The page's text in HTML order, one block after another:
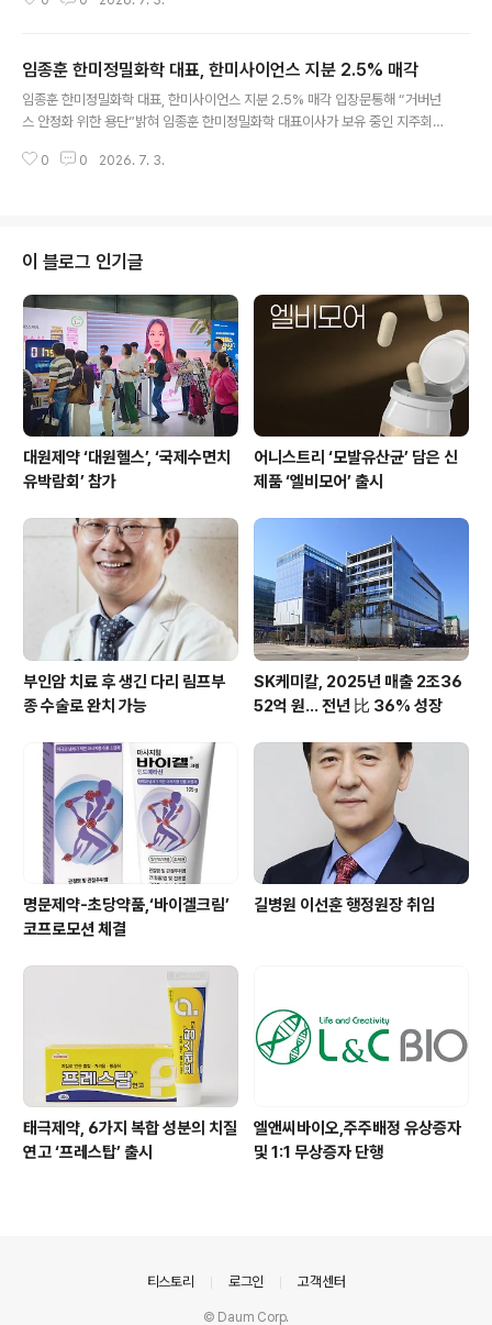
종) 임상 3상 시험계획서(IND)가 국내 식품의약품안전처
하여, 생후 12개월 이상부터 12세 이하의 건강한 소아 47
4명을 대상으로 진행된다. 해당 연구는 미국 머크(MSD)
의 수두백신 바리박스(Varivax)와 직접 비교하도록 설계
관적으로 검증하고 글로벌 경쟁력을 입증할 계획이다. 현
임종훈 한미정밀화학 대표, 한미사이언스 지분 2.5% 매각
임종훈 한미정밀화학 대표, 한미사이언스 지분 2.5% 매각 입장문통해 “거버넌
스 안정화 위한 용단”밝혀 임종훈 한미정밀화학 대표이사가 보유 중인 지주회
제고에 대한 의지를 표명했다. 3일 업계에 따르면, 임 대표는 최근 자신이 보유
략적 선택으로 풀이된다. 임 대표는 이번 지분 매각과 관련해 공식 입장을 밝히
며 “아버님(한미그룹 창업주 임성기 선대회장)의 경영 철학과 뜻을 가장 진정성
있게 계속 이어가기..
0 0 2026. 7. 3.
이 블로그 인기글
대원제약 ‘대원헬스’, ‘국제수면치
유박람회’ 참가
어니스트리 ‘모발유산균’ 담은 신
제품 ‘엘비모어’ 출시
부인암 치료 후 생긴 다리 림프부
종 수술로 완치 가능
SK케미칼, 2025년 매출 2조36
52억 원… 전년 比 36% 성장
명문제약-초당약품,‘바이겔크림’
코프로모션 체결
길병원 이선훈 행정원장 취임
태극제약, 6가지 복합 성분의 치질
연고 ‘프레스탑’ 출시
엘앤씨바이오,주주배정 유상증자
및 1:1 무상증자 단행
티스토리 로그인 고객센터
© Daum Corp.